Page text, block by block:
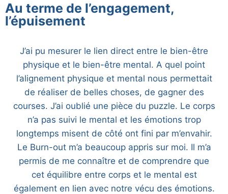
Au terme de l’engagement,
l’épuisement
J’ai pu mesurer le lien direct entre le bien-être
physique et le bien-être mental. A quel point
l’alignement physique et mental nous permettait
de réaliser de belles choses, de gagner des
courses. J’ai oublié une pièce du puzzle. Le corps
n’a pas suivi le mental et les émotions trop
longtemps misent de côté ont fini par m’envahir.
Le Burn-out m’a beaucoup appris sur moi. Il m’a
permis de me connaître et de comprendre que
cet équilibre entre corps et le mental est
également en lien avec notre vécu des émotions.